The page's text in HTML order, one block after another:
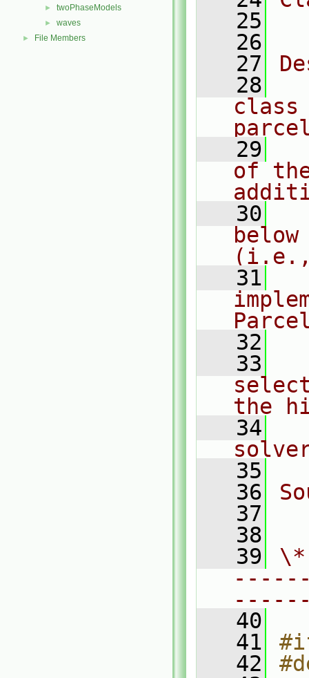
► twoPhaseModels
► waves
► File Members
   25
   26
   27
   28
   29
of
   30
(i.e.,
   31
   32
   33
the
   34
   35
   36
   37
   38
   39
   40
   41
   42